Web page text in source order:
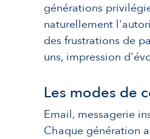
générations
naturellement
des frustrations de
uns, impression
Les modes de
Email, messagerie
Chaque génération